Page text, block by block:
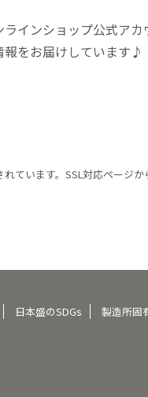
ラインショップ公式アカ
報をお届けしています♪
ています。SSL対応ページ
日本盛のSDGs 製造所固